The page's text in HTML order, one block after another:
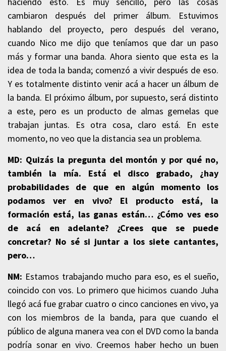
cambiaron después del primer álbum. Estuvimos
hablando del proyecto, pero después del verano,
cuando Nico me dijo que teníamos que dar un paso
más y formar una banda. Ahora siento que esta es la
idea de toda la banda; comenzó a vivir después de eso.
Y es totalmente distinto venir acá a hacer un álbum de
la banda. El próximo álbum, por supuesto, será distinto
a este, pero es un producto de almas gemelas que
trabajan juntas. Es otra cosa, claro está. En este
momento, no veo que la distancia sea un problema.
MD: Quizás la pregunta del montón y por qué no,
también la mía. Está el disco grabado, ¿hay
probabilidades de que en algún momento los
podamos ver en vivo? El producto está, la
formación está, las ganas están… ¿Cómo ves eso
de acá en adelante? ¿Crees que se puede
concretar? No sé si juntar a los siete cantantes,
pero…
NM: Estamos trabajando mucho para eso, es el sueño,
coincido con vos. Lo primero que hicimos cuando Juha
llegó acá fue grabar cuatro o cinco canciones en vivo, ya
con los miembros de la banda, para que cuando el
público de alguna manera vea con el DVD como la banda
podría sonar en vivo. Creemos haber hecho un buen